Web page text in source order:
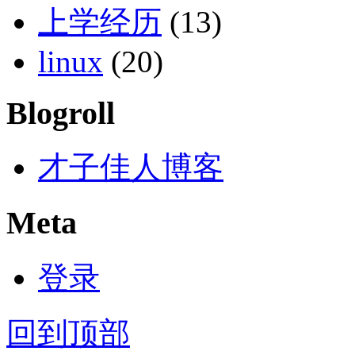
上学经历 (13)
linux (20)
Blogroll
才子佳人博客
Meta
登录
回到顶部